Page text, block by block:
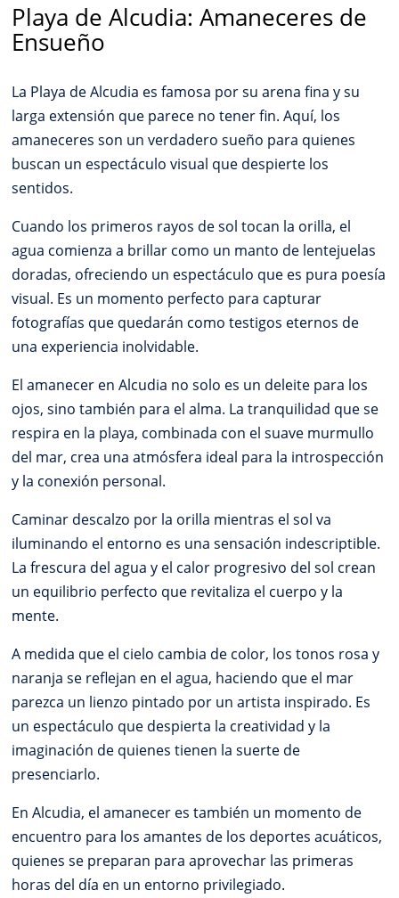
Playa de Alcudia: Amaneceres de
Ensueño
La Playa de Alcudia es famosa por su arena fina y su
larga extensión que parece no tener fin. Aquí, los
amaneceres son un verdadero sueño para quienes
buscan un espectáculo visual que despierte los
sentidos.
Cuando los primeros rayos de sol tocan la orilla, el
agua comienza a brillar como un manto de lentejuelas
doradas, ofreciendo un espectáculo que es pura poesía
visual. Es un momento perfecto para capturar
fotografías que quedarán como testigos eternos de
una experiencia inolvidable.
El amanecer en Alcudia no solo es un deleite para los
ojos, sino también para el alma. La tranquilidad que se
respira en la playa, combinada con el suave murmullo
del mar, crea una atmósfera ideal para la introspección
y la conexión personal.
Caminar descalzo por la orilla mientras el sol va
iluminando el entorno es una sensación indescriptible.
La frescura del agua y el calor progresivo del sol crean
un equilibrio perfecto que revitaliza el cuerpo y la
mente.
A medida que el cielo cambia de color, los tonos rosa y
naranja se reflejan en el agua, haciendo que el mar
parezca un lienzo pintado por un artista inspirado. Es
un espectáculo que despierta la creatividad y la
imaginación de quienes tienen la suerte de
presenciarlo.
En Alcudia, el amanecer es también un momento de
encuentro para los amantes de los deportes acuáticos,
quienes se preparan para aprovechar las primeras
horas del día en un entorno privilegiado.